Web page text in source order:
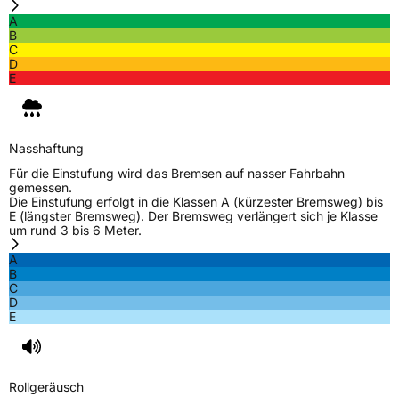
A
B
C
D
E
Nasshaftung
Für die Einstufung wird das Bremsen auf nasser Fahrbahn
gemessen.
Die Einstufung erfolgt in die Klassen A (kürzester Bremsweg) bis
E (längster Bremsweg). Der Bremsweg verlängert sich je Klasse
um rund 3 bis 6 Meter.
A
B
C
D
E
Rollgeräusch